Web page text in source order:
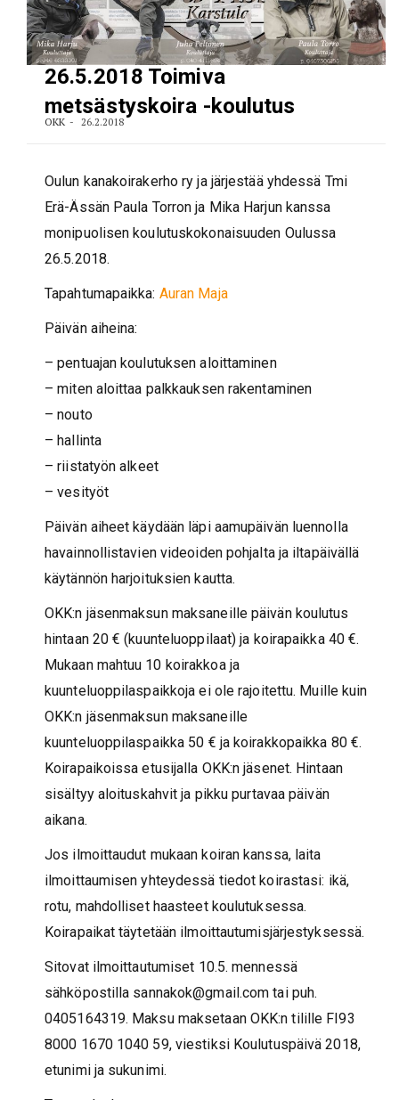
26.5.2018 Toimiva
metsästyskoira -koulutus
OKK 26.2.2018
Oulun kanakoirakerho ry ja järjestää yhdessä Tmi
Erä-Ässän Paula Torron ja Mika Harjun kanssa
monipuolisen koulutuskokonaisuuden Oulussa
26.5.2018.
Tapahtumapaikka: Auran Maja
Päivän aiheina:
– pentuajan koulutuksen aloittaminen
– miten aloittaa palkkauksen rakentaminen
– nouto
– hallinta
– riistatyön alkeet
– vesityöt
Päivän aiheet käydään läpi aamupäivän luennolla
havainnollistavien videoiden pohjalta ja iltapäivällä
käytännön harjoituksien kautta.
OKK:n jäsenmaksun maksaneille päivän koulutus
hintaan 20 € (kuunteluoppilaat) ja koirapaikka 40 €.
Mukaan mahtuu 10 koirakkoa ja
kuunteluoppilaspaikkoja ei ole rajoitettu. Muille kuin
OKK:n jäsenmaksun maksaneille
kuunteluoppilaspaikka 50 € ja koirakkopaikka 80 €.
Koirapaikoissa etusijalla OKK:n jäsenet. Hintaan
sisältyy aloituskahvit ja pikku purtavaa päivän
aikana.
Jos ilmoittaudut mukaan koiran kanssa, laita
ilmoittaumisen yhteydessä tiedot koirastasi: ikä,
rotu, mahdolliset haasteet koulutuksessa.
Koirapaikat täytetään ilmoittautumisjärjestyksessä.
Sitovat ilmoittautumiset 10.5. mennessä
sähköpostilla sannakok@gmail.com tai puh.
0405164319. Maksu maksetaan OKK:n tilille FI93
8000 1670 1040 59, viestiksi Koulutuspäivä 2018,
etunimi ja sukunimi.